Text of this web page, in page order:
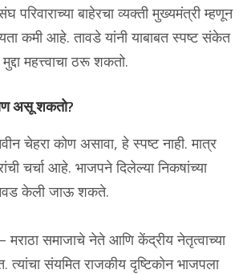
परिवाराच्या बाहेरचा व्यक्ती मुख्यमंत्री म्हणून
कमी आहे. तावडे यांनी याबाबत स्पष्ट संकेत
महत्त्वाचा ठरू शकतो.
असू शकतो?
चेहरा कोण असावा, हे स्पष्ट नाही. मात्र
चर्चा आहे. भाजपने दिलेल्या निकषांच्या
केली जाऊ शकते.
मराठा समाजाचे नेते आणि केंद्रीय नेतृत्वाच्या
संयमित राजकीय दृष्टिकोन भाजपला